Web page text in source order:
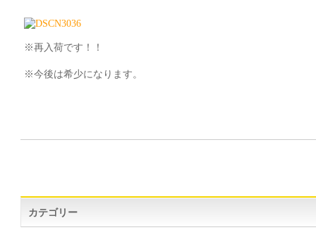
※再入荷です！！
※今後は希少になります。
カテゴリー